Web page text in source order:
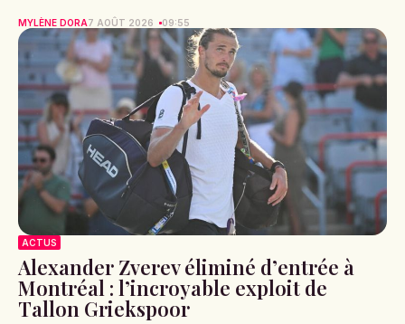
MYLÈNE DORA7 AOÛT 2026 09:55
ACTUS
Alexander Zverev éliminé d’entrée à
Montréal : l’incroyable exploit de
Tallon Griekspoor